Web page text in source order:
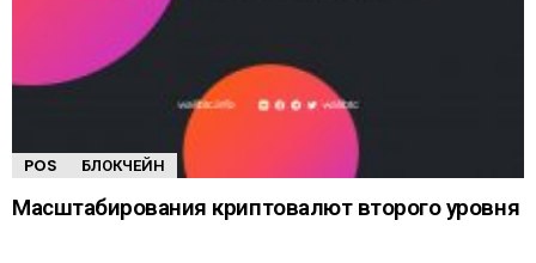
POS БЛОКЧЕЙН
Масштабирования криптовалют второго уровня